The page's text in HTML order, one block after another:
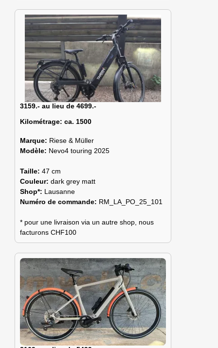
3159.- au lieu de 4699.-
Kilométrage: ca. 1500
Marque: Riese & Müller
Modèle: Nevo4 touring 2025
Taille: 47 cm
Couleur: dark grey matt
Shop*: Lausanne
Numéro de commande: RM_LA_PO_25_101
* pour une livraison via un autre shop, nous
facturons CHF100